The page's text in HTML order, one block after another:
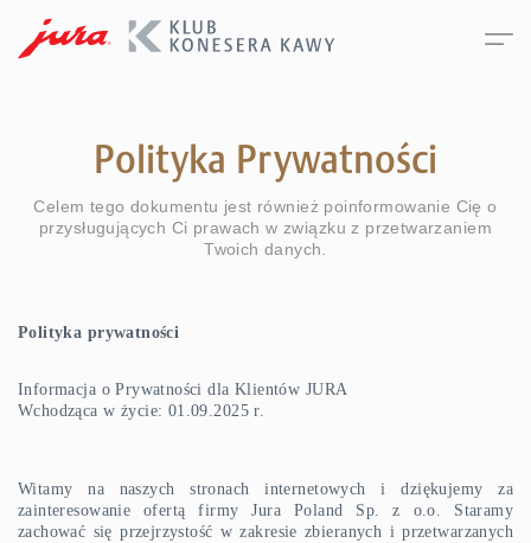
O Klubie
Q&A
Polityka Prywatności
Celem tego dokumentu jest również poinformowanie Cię o
przysługujących Ci prawach w związku z przetwarzaniem
Twoich danych.
Polityka prywatności
Informacja o Prywatności dla Klientów JURA
Wchodząca w życie: 01.09.2025 r.
Witamy na naszych stronach internetowych i dziękujemy za
zainteresowanie ofertą firmy Jura Poland Sp. z o.o. Staramy
zachować się przejrzystość w zakresie zbieranych i przetwarzanych